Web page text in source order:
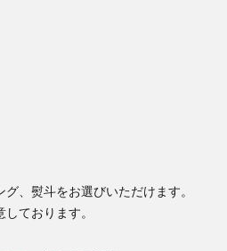
、熨斗をお選びいただけます。
ております。